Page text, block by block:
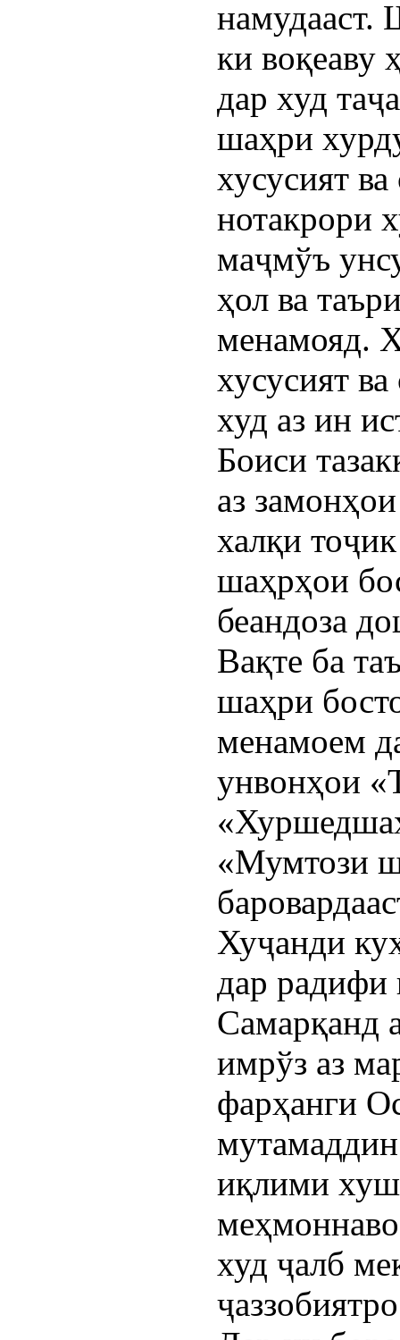
намудааст.
ки воқеаву
дар худ
шаҳри
хусусият
нотакрори
маҷмўъ
ҳол ва
менамояд.
хусусият
худ аз ин
Боиси
аз
халқи
шаҳрҳои
беандоза
Вақте ба
шаҳри
менамоем
унвонҳои
«Мумтози
Хуҷанди
дар
Самарқанд
имрўз аз
фарҳанги
иқлими
худ ҷалб